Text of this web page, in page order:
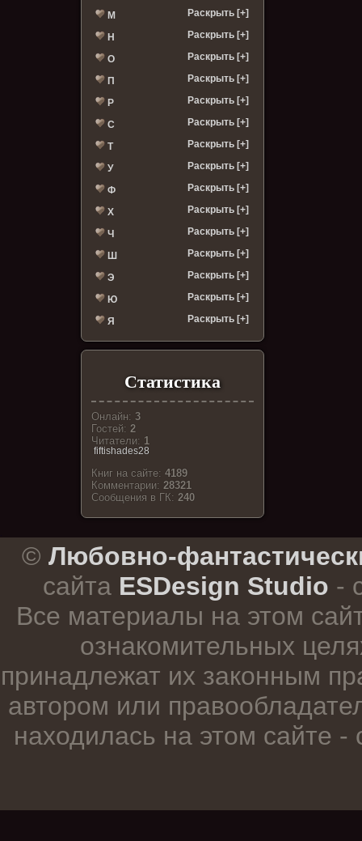
М Раскрыть [+]
Н Раскрыть [+]
О Раскрыть [+]
П Раскрыть [+]
Р Раскрыть [+]
С Раскрыть [+]
Т Раскрыть [+]
У Раскрыть [+]
Ф Раскрыть [+]
Х Раскрыть [+]
Ч Раскрыть [+]
Ш Раскрыть [+]
Э Раскрыть [+]
Ю Раскрыть [+]
Я Раскрыть [+]
Статистика
Онлайн:3
Гостей:2
Читатели: 1
fiftishades28
Книг на сайте:4189
Комментарии:28321
Cообщения в ГК:240
© Любовно-
сайта ESDesign Studio -
Все материалы на этом
ознакомительных
принадлежат их законным
автором или
находилась на этом сайте